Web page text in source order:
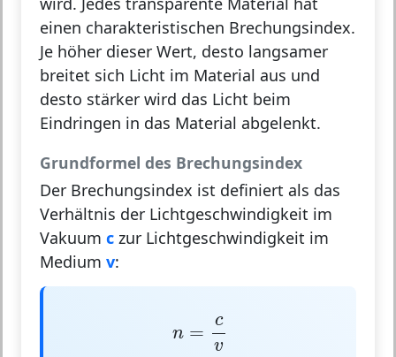
einen charakteristischen Brechungsindex.
Je höher dieser Wert, desto langsamer
breitet sich Licht im Material aus und
desto stärker wird das Licht beim
Eindringen in das Material abgelenkt.
Grundformel des Brechungsindex
Der Brechungsindex ist definiert als das
Verhältnis der Lichtgeschwindigkeit im
Vakuum c zur Lichtgeschwindigkeit im
Medium v:
n =
c
v
v